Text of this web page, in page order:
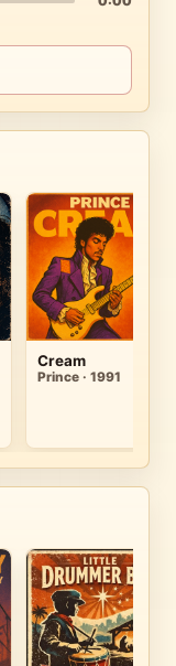
Cream
Prince · 1991